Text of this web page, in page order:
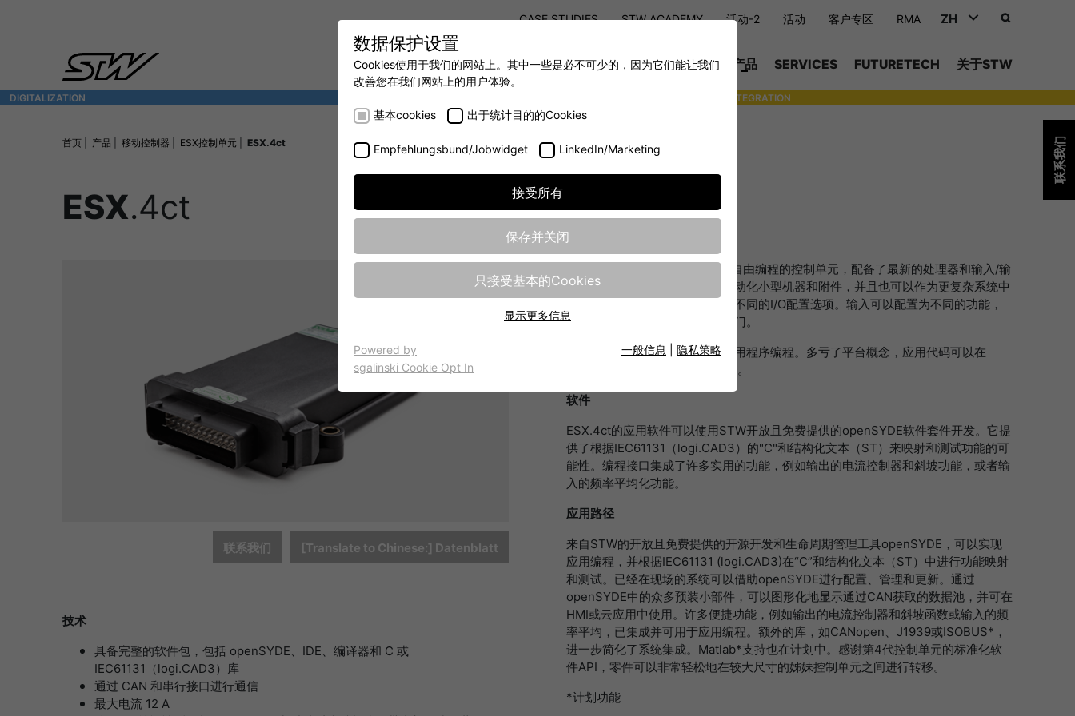
CASE STUDIES STW ACADEMY 活动-2 活动 客户专区 RMA ZH
DEUTSCH (DE)
STW MODULAR SYSTEM CONCEPT 产品 SERVICES FUTURETECH 关于STW
DIGITALIZATION INTEGRATION
首页 产品 移动控制器 ESX控制单元 ESX.4ct
ESX.4ct
联系我们 [Translate to Chinese:] Datenblatt
技术
具备完整的软件包，包括 openSYDE、IDE、编译器和 C 或
IEC61131（logi.CAD3）库
通过 CAN 和串行接口进行通信
最大电流 12 A
ESX.4ct是一款小巧、紧凑且可自由编程的控制单元，配备了最新的处理器和输入/输
出技术。其紧凑的外壳有助于自动化小型机器和附件，并且也可以作为更复杂系统中
专用任务的控制器。提供了多种不同的I/O配置选项。输入可以配置为不同的功能，
半桥输出也可以用于驱动PVG阀门。
Aurix TC367的一个核心用于应用程序编程。多亏了平台概念，应用代码可以在
STW的第四代控制器中重新使用。
软件
ESX.4ct的应用软件可以使用STW开放且免费提供的openSYDE软件套件开发。它提
供了根据IEC61131（logi.CAD3）的"C"和结构化文本（ST）来映射和测试功能的可
能性。编程接口集成了许多实用的功能，例如输出的电流控制器和斜坡功能，或者输
入的频率平均化功能。
应用路径
来自STW的开放且免费提供的开源开发和生命周期管理工具openSYDE，可以实现
应用编程，并根据IEC61131 (logi.CAD3)在“C”和结构化文本（ST）中进行功能映射
和测试。已经在现场的系统可以借助openSYDE进行配置、管理和更新。通过
openSYDE中的众多预装小部件，可以图形化地显示通过CAN获取的数据池，并可在
HMI或云应用中使用。许多便捷功能，例如输出的电流控制器和斜坡函数或输入的频
率平均，已集成并可用于应用编程。额外的库，如CANopen、J1939或ISOBUS*，
进一步简化了系统集成。Matlab*支持也在计划中。感谢第4代控制单元的标准化软
件API，零件可以非常轻松地在较大尺寸的姊妹控制单元之间进行转移。
*计划功能
联系我们
数据保护设置
Cookies使用于我们的网站上。其中一些是必不可少的，因为它们能让我们
改善您在我们网站上的用户体验。
基本cookies 出于统计目的的Cookies
Empfehlungsbund/Jobwidget LinkedIn/Marketing
接受所有
保存并关闭
只接受基本的Cookies
网站的基本功能需要基本cookies，以确保网站正常运行。
名字 cookie_optin
提供者
该cookie的设置是存储您的cookie提示设置
出于统计目的的Cookies
这些cookies用于确定访问和访问我们的网站。这为我们提供了一些信
息，说明我们网站的哪些区域受欢迎，哪些区域没有那么频繁地受访
问。基于从中获取的知识，我们可以进一步优化我们的网站。当然，记
提供者 谷歌
注册一个唯一的ID，用于生成访问者如何使用网站
Empfehlungsbund/Jobwidget
Diese Cookies werden benötigt, um Stellenanzeigen des
Empfehlungsbundes direkt auf unserer Website anzuzeigen. Ohne
diese Einbindung können die Jobangebote nicht dargestellt
显示cookie信息
显示更多信息
Powered by
sgalinski Cookie Opt In
一般信息 隐私策略